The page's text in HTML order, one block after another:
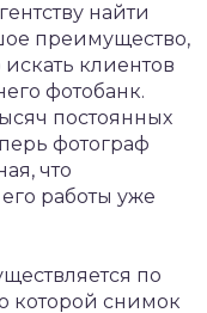
найти
преимущество,
клиентов
фотобанк.
постоянных
фотограф
что
работы уже
по
которой снимок